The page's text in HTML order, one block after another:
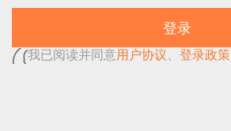
登录
我已阅读并同意用户协议 登录政策